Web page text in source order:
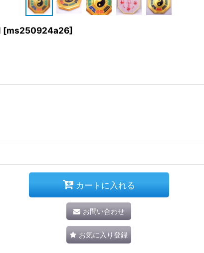
[ms250924a26]
カートに入れる
お問い合わせ
お気に入り登録